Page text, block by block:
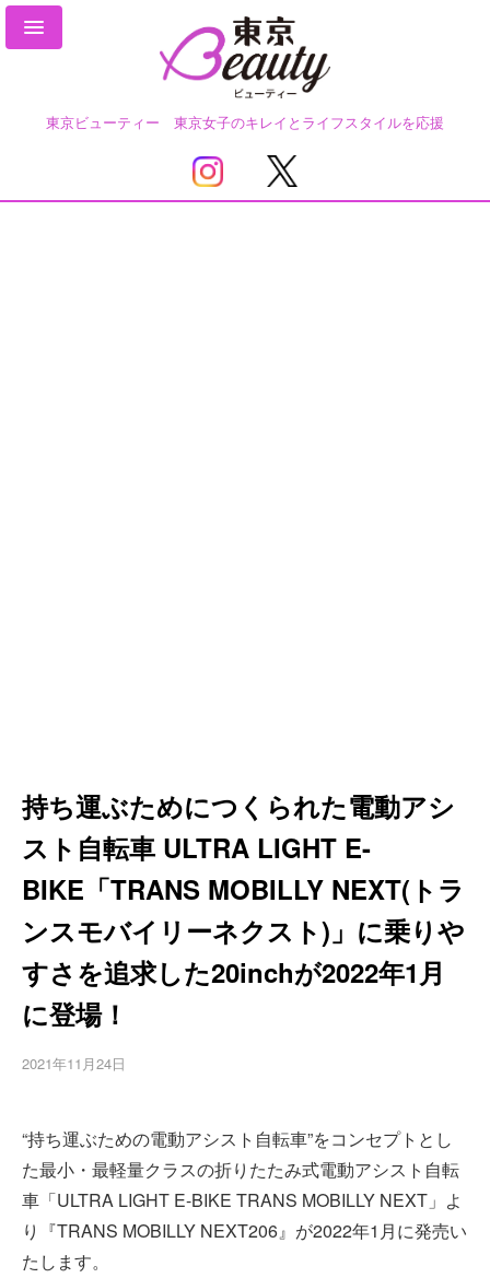
東京ビューティー 東京女子のキレイとライフスタイルを応援
持ち運ぶためにつくられた電動アシ
スト自転車 ULTRA LIGHT E-
BIKE「TRANS MOBILLY NEXT(トラ
ンスモバイリーネクスト)」に乗りや
すさを追求した20inchが2022年1月
に登場！
2021年11月24日
“持ち運ぶための電動アシスト自転車”をコンセプトとし
た最小・最軽量クラスの折りたたみ式電動アシスト自転
車「ULTRA LIGHT E-BIKE TRANS MOBILLY NEXT」よ
り『TRANS MOBILLY NEXT206』が2022年1月に発売い
たします。